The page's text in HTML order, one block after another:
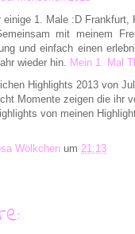
einige 1. Male :D
mit meinem
und einfach einen
wieder hin. Mein 1. Mal
Highlights 2013 von
Momente zeigen die ihr
von meinen
Wölkchen um 21:13